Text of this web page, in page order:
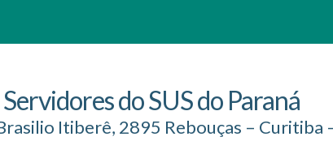
do SUS do Paraná
Itiberê, 2895 Rebouças – Curitiba